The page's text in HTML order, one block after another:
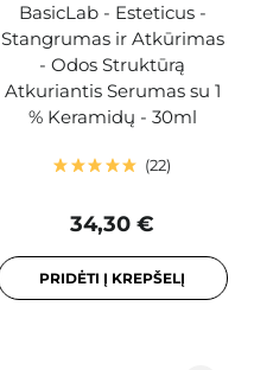
BasicLab - Esteticus -
Stangrumas ir Atkūrimas
- Odos Struktūrą
Atkuriantis Serumas su 1
% Keramidų - 30ml
22
34,30 €
PRIDĖTI Į KREPŠELĮ